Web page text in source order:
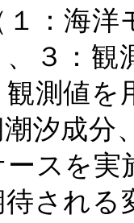
：海
３：観
測値を
汐成分
スを
される